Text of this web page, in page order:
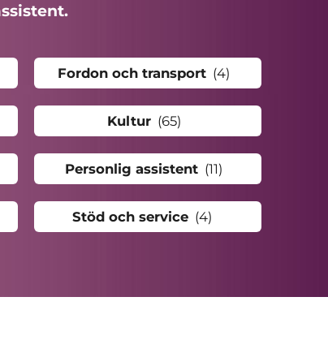
Fordon och transport (4)
Kultur (65)
Personlig assistent (11)
Stöd och service (4)